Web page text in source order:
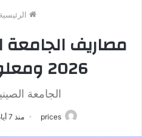
الرئيسية
مصاريف
2026 ومعلومات عنها
الجامعة
prices منذ 7 أيام